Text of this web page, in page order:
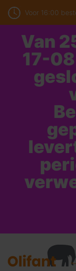
Voor 16:00
Van
17-